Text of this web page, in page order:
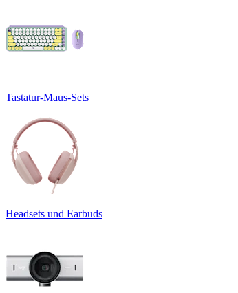
Tastatur-Maus-Sets
Headsets und Earbuds